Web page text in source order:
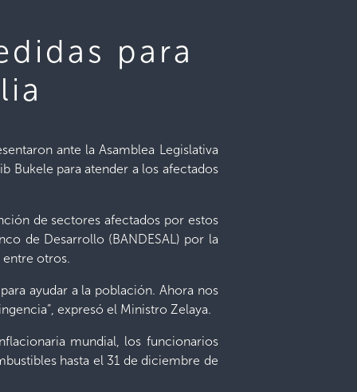
para
ante la Asamblea Legislativa
Bukele para atender a los afectados
de sectores afectados por estos
de Desarrollo (BANDESAL) por la
entre otros.
ayudar a la población. Ahora nos
expresó el Ministro Zelaya.
mundial, los funcionarios
hasta el 31 de diciembre de